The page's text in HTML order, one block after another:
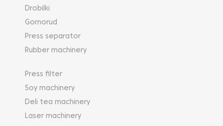
Drobilki
Gornorud
Press separator
Rubber machinery
Press filter
Soy machinery
Deli tea machinery
Laser machinery